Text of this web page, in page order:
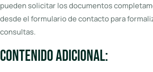
pueden solicitar los documentos
desde el formulario de contacto para
consultas.
Contenido adicional: